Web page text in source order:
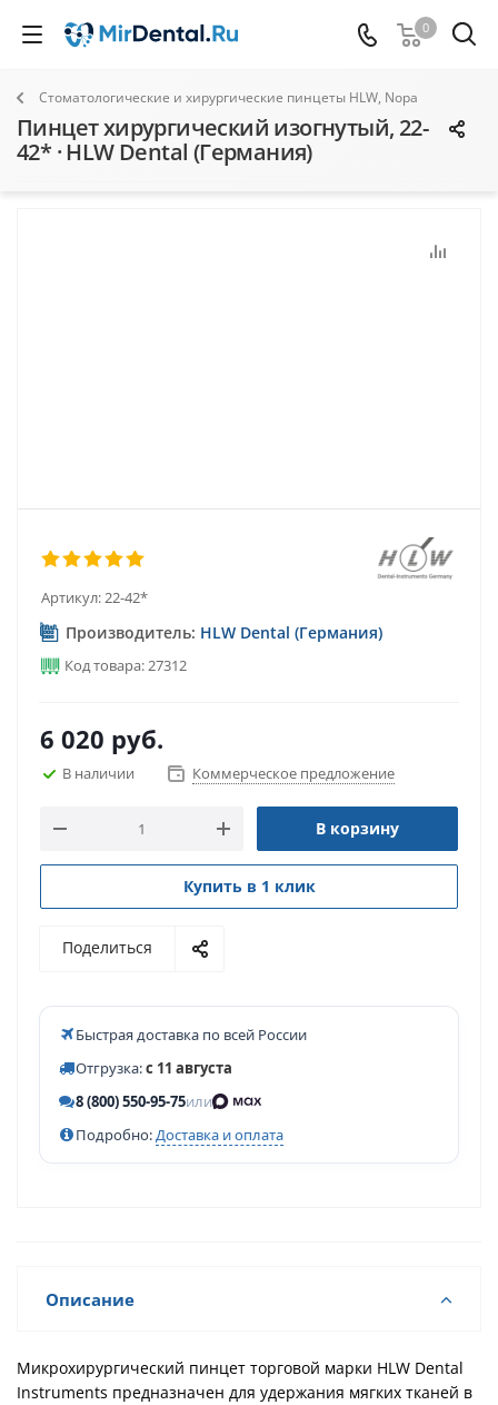
0
Стоматологические и хирургические пинцеты HLW, Nopa
Пинцет хирургический изогнутый, 22-
42* · HLW Dental (Германия)
Артикул:22-42*
Производитель: HLW Dental (Германия)
Код товара: 27312
6 020 руб.
В наличии Коммерческое предложение
В корзину
Купить в 1 клик
Поделиться
Быстрая доставка по всей России
Отгрузка:с 11 августа
8 (800) 550-95-75или
Подробно:Доставка и оплата
Описание
Микрохирургический пинцет торговой марки HLW Dental
Instruments предназначен для удержания мягких тканей в